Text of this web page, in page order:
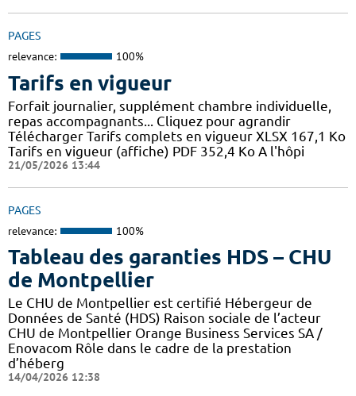
PAGES
relevance: 100%
Tarifs en vigueur
Forfait journalier, supplément chambre individuelle,
repas accompagnants... Cliquez pour agrandir
Télécharger Tarifs complets en vigueur XLSX 167,1 Ko
Tarifs en vigueur (affiche) PDF 352,4 Ko A l'hôpi
21/05/2026 13:44
PAGES
relevance: 100%
Tableau des garanties HDS – CHU
de Montpellier
Le CHU de Montpellier est certifié Hébergeur de
Données de Santé (HDS) Raison sociale de l’acteur
CHU de Montpellier Orange Business Services SA /
Enovacom Rôle dans le cadre de la prestation
d’héberg
14/04/2026 12:38